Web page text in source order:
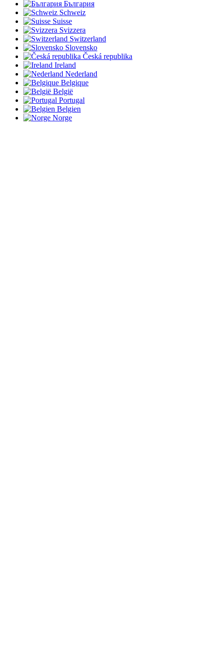
България
Schweiz
Suisse
Svizzera
Switzerland
Slovensko
Česká republika
Ireland
Nederland
Belgique
België
Portugal
Belgien
Norge